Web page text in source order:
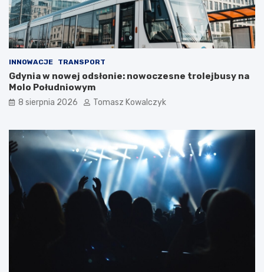
INNOWACJE TRANSPORT
Gdynia w nowej odsłonie: nowoczesne trolejbusy na
Molo Południowym
8 sierpnia 2026 Tomasz Kowalczyk